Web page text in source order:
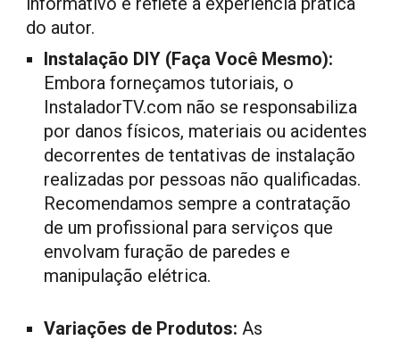
do autor.
Instalação DIY (Faça Você Mesmo):
Embora forneçamos tutoriais, o
InstaladorTV.com não se responsabiliza
por danos físicos, materiais ou acidentes
decorrentes de tentativas de instalação
realizadas por pessoas não qualificadas.
Recomendamos sempre a contratação
de um profissional para serviços que
envolvam furação de paredes e
manipulação elétrica.
Variações de Produtos: As